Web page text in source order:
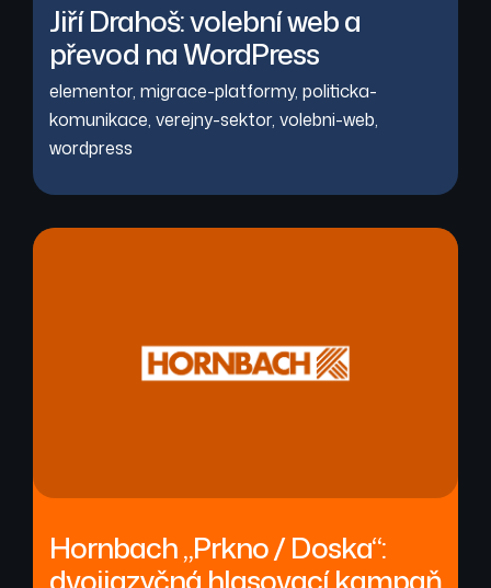
Jiří Drahoš: volební web a
převod na WordPress
elementor, migrace-platformy, politicka-
komunikace, verejny-sektor, volebni-web,
wordpress
Hornbach „Prkno / Doska“: